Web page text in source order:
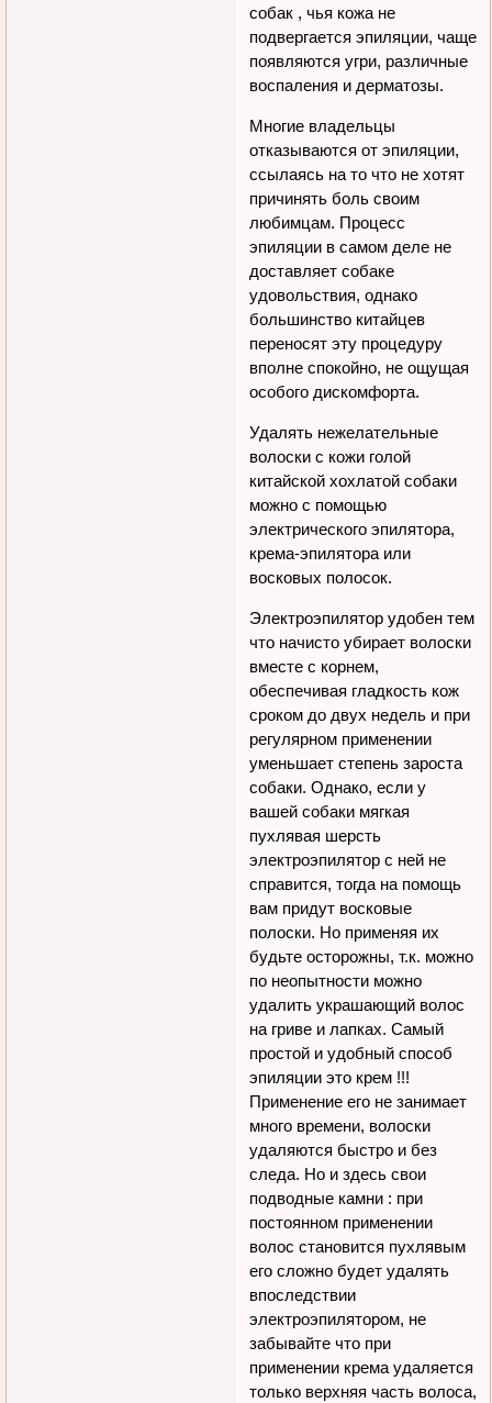
собак , чья кожа не
подвергается эпиляции, чаще
появляются угри, различные
воспаления и дерматозы.
Многие владельцы
отказываются от эпиляции,
ссылаясь на то что не хотят
причинять боль своим
любимцам. Процесс
эпиляции в самом деле не
доставляет собаке
удовольствия, однако
большинство китайцев
переносят эту процедуру
вполне спокойно, не ощущая
особого дискомфорта.
Удалять нежелательные
волоски с кожи голой
китайской хохлатой собаки
можно с помощью
электрического эпилятора,
крема-эпилятора или
восковых полосок.
Электроэпилятор удобен тем
что начисто убирает волоски
вместе с корнем,
обеспечивая гладкость кож
сроком до двух недель и при
регулярном применении
уменьшает степень зароста
собаки. Однако, если у
вашей собаки мягкая
пухлявая шерсть
электроэпилятор с ней не
справится, тогда на помощь
вам придут восковые
полоски. Но применяя их
будьте осторожны, т.к. можно
по неопытности можно
удалить украшающий волос
на гриве и лапках. Самый
простой и удобный способ
эпиляции это крем !!!
Применение его не занимает
много времени, волоски
удаляются быстро и без
следа. Но и здесь свои
подводные камни : при
постоянном применении
волос становится пухлявым
его сложно будет удалять
впоследствии
электроэпилятором, не
забывайте что при
применении крема удаляется
только верхняя часть волоса,